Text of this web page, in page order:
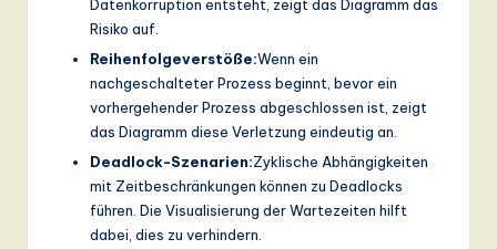
Datenkorruption entsteht, zeigt das Diagramm das
Risiko auf.
Reihenfolgeverstöße:Wenn ein
nachgeschalteter Prozess beginnt, bevor ein
vorhergehender Prozess abgeschlossen ist, zeigt
das Diagramm diese Verletzung eindeutig an.
Deadlock-Szenarien:Zyklische Abhängigkeiten
mit Zeitbeschränkungen können zu Deadlocks
führen. Die Visualisierung der Wartezeiten hilft
dabei, dies zu verhindern.